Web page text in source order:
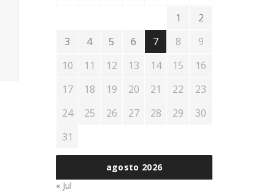
agosto 2026
1
2
3
4 5 6 7 8
9
10
11 12 13 14 15
16
17
18 19 20 21 22
23
24
25 26 27 28 29
30
31
« Jul